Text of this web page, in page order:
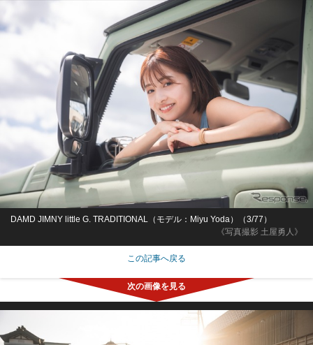
《写真撮影 土屋勇人》
DAMD JIMNY little G. TRADITIONAL（モデル：Miyu Yoda）（3/77）
この記事へ戻る